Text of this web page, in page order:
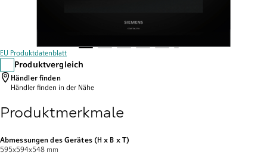
EU Produktdatenblatt
Produktvergleich
Händler finden
Händler finden in der Nähe
Produktmerkmale
Abmessungen des Gerätes (H x B x T)
595x594x548 mm